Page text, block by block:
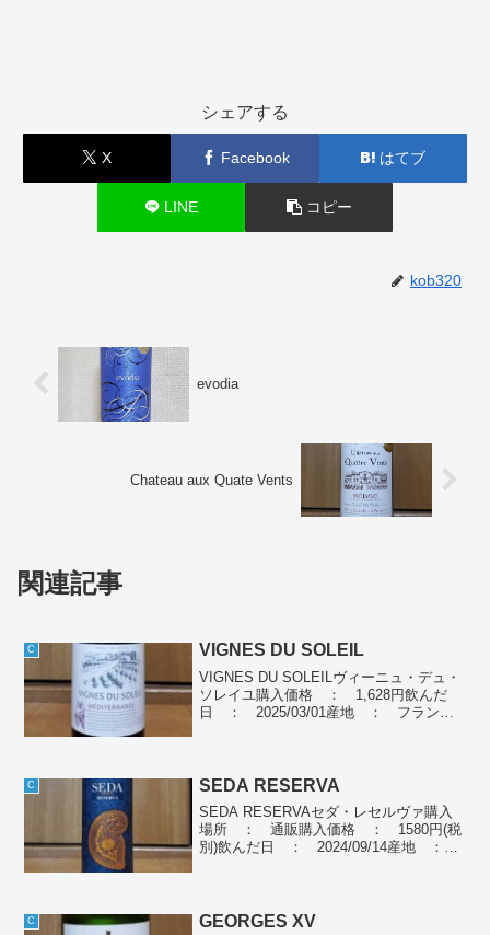
シェアする
X Facebook はてブ
LINE コピー
kob320
evodia
Chateau aux Quate Vents
関連記事
C VIGNES DU SOLEIL
VIGNES DU SOLEILヴィーニュ・デュ・
ソレイユ購入価格 ： 1,628円飲んだ
日 ： 2025/03/01産地 ： フランス
C SEDA RESERVA
SEDA RESERVAセダ・レセルヴァ購入
場所 ： 通販購入価格 ： 1580円(税
別)飲んだ日 ： 2024/09/14産地 ：
C GEORGES XV